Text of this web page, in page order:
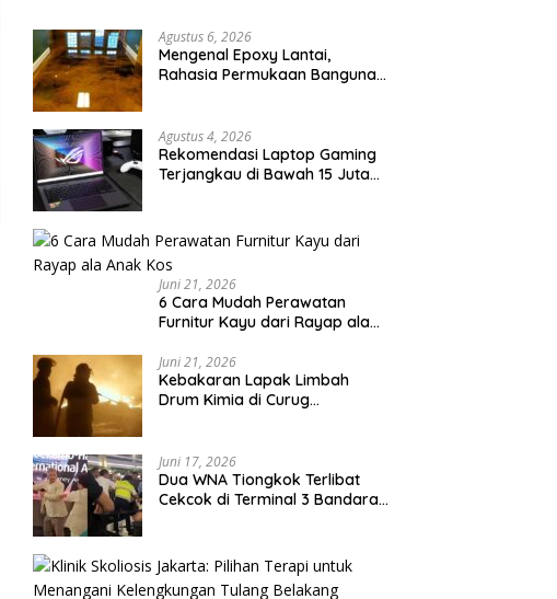
Agustus 6, 2026
Mengenal Epoxy Lantai,
Rahasia Permukaan Bangunan
Agustus 4, 2026
Rekomendasi Laptop Gaming
Terjangkau di Bawah 15 Juta
Juni 21, 2026
6 Cara Mudah Perawatan
Furnitur Kayu dari Rayap ala
Juni 21, 2026
Kebakaran Lapak Limbah
Drum Kimia di Curug
Juni 17, 2026
Dua WNA Tiongkok Terlibat
Cekcok di Terminal 3 Bandara